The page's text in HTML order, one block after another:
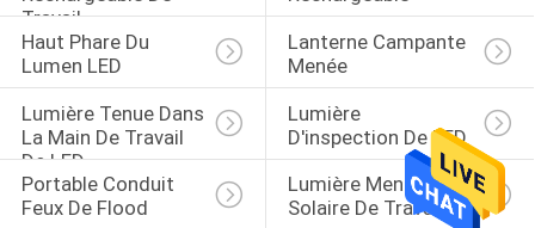
Travail
Haut Phare Du
Lumen LED
Lanterne Campante
Menée
Lumière Tenue Dans
La Main De Travail
De LED
Lumière
D'inspection De LED
Portable Conduit
Feux De Flood
Lumière Menée
Solaire De Travail